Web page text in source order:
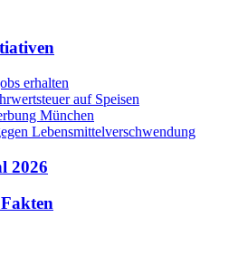
erhalten
auf Speisen
München
Lebensmittelverschwendung
2026